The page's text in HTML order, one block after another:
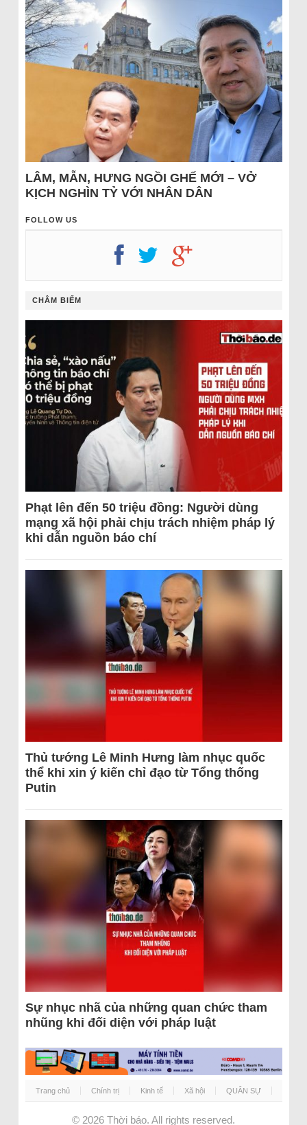
LÂM, MẪN, HƯNG NGỒI GHẾ MỚI – VỞ
KỊCH NGHÌN TỶ VỚI NHÂN DÂN
FOLLOW US
CHÂM BIẾM
Phạt lên đến 50 triệu đồng: Người dùng
mạng xã hội phải chịu trách nhiệm pháp lý
khi dẫn nguồn báo chí
Thủ tướng Lê Minh Hưng làm nhục quốc
thể khi xin ý kiến chỉ đạo từ Tổng thống
Putin
Sự nhục nhã của những quan chức tham
nhũng khi đối diện với pháp luật
Trang chủ Chính trị Kinh tế Xã hội QUÂN SỰ
© 2026 Thời báo. All rights reserved.